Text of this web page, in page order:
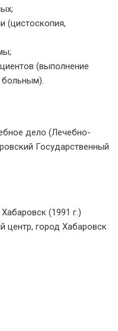
(цистоскопия,
(выполнение
больным).
дело (Лечебно-
Государственный
(1991 г.)
центр, город Хабаровск